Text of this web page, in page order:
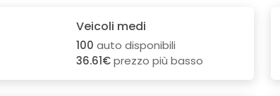
Veicoli medi
100 auto disponibili
36.61€prezzo più basso